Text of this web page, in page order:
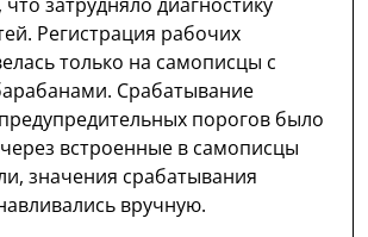
Регистрация рабочих
только на самописцы с
Срабатывание
порогов было
встроенные в самописцы
значения срабатывания
вручную.